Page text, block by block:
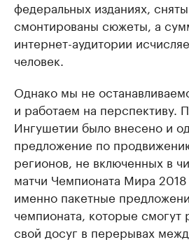
федеральных изданиях,
смонтированы сюжеты, а
интернет-аудитории
человек.
Однако мы не
и работаем на перспективу.
Ингушетии было внесено и
предложение по
регионов, не включенных в
матчи Чемпионата Мира
именно пакетные
чемпионата, которые смогут
свой досуг в перерывах